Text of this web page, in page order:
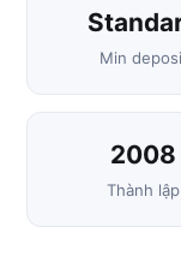
Min
2008
Thành lập